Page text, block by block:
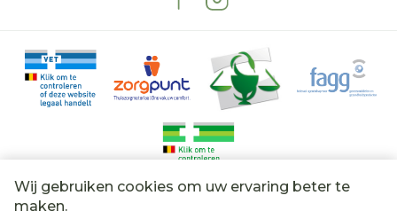
Wij gebruiken cookies om uw ervaring beter te
maken.
Juridische links